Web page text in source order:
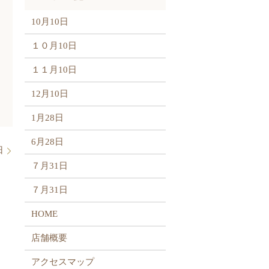
10月10日
１０月10日
１１月10日
12月10日
1月28日
6月28日
７月31日
７月31日
HOME
店舗概要
アクセスマップ